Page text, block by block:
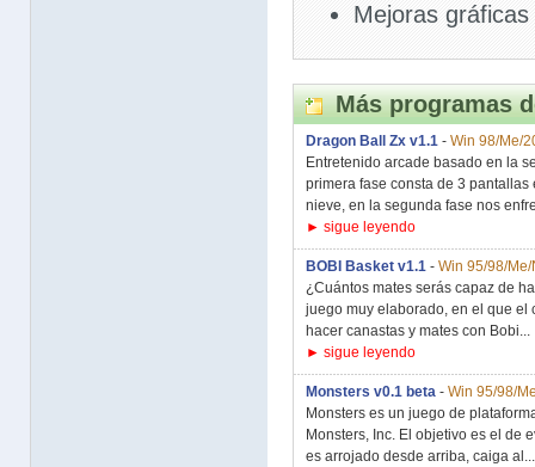
Mejoras
Más programas
Dragon Ball Zx v1.1 - Win 98/Me/
Entretenido arcade basado en la
primera fase consta de 3
nieve, en la segunda fase nos
► sigue leyendo
BOBI Basket v1.1 - Win 95/98/
¿Cuántos mates serás capaz de
juego muy elaborado, en el que el
hacer canastas y mates con Bobi...
► sigue leyendo
Monsters v0.1 beta - Win 95/98/
Monsters es un juego de
Monsters, Inc. El objetivo es el de
es arrojado desde arriba, caiga al...